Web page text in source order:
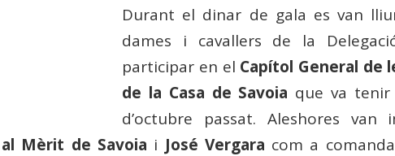
Durant el dinar de gala es van
dames i cavallers de la
participar en el Capítol General de
de la Casa de Savoia que va tenir
d’octubre passat. Aleshores van
Mèrit de Savoia i José Vergara com a